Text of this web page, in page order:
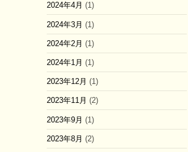
2024年4月 (1)
2024年3月 (1)
2024年2月 (1)
2024年1月 (1)
2023年12月 (1)
2023年11月 (2)
2023年9月 (1)
2023年8月 (2)